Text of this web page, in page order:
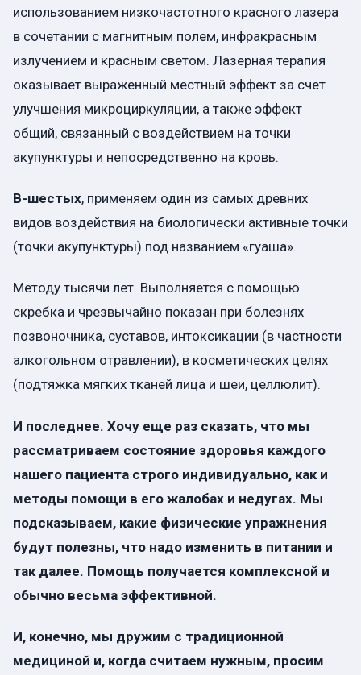
использованием низкочастотного красного лазера
в сочетании с магнитным полем, инфракрасным
излучением и красным светом. Лазерная терапия
оказывает выраженный местный эффект за счет
улучшения микроциркуляции, а также эффект
общий, связанный с воздействием на точки
акупунктуры и непосредственно на кровь.
В-шестых, применяем один из самых древних
видов воздействия на биологически активные точки
(точки акупунктуры) под названием «гуаша».
Методу тысячи лет. Выполняется с помощью
скребка и чрезвычайно показан при болезнях
позвоночника, суставов, интоксикации (в частности
алкогольном отравлении), в косметических целях
(подтяжка мягких тканей лица и шеи, целлюлит).
И последнее. Хочу еще раз сказать, что мы
рассматриваем состояние здоровья каждого
нашего пациента строго индивидуально, как и
методы помощи в его жалобах и недугах. Мы
подсказываем, какие физические упражнения
будут полезны, что надо изменить в питании и
так далее. Помощь получается комплексной и
обычно весьма эффективной.
И, конечно, мы дружим с традиционной
медициной и, когда считаем нужным, просим